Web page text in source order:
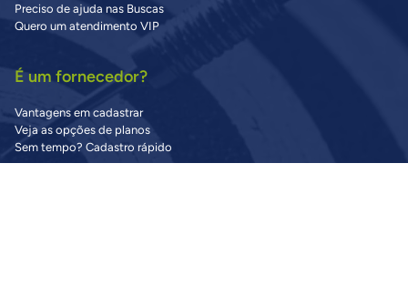
Preciso de ajuda nas Buscas
Quero um atendimento VIP
É um fornecedor?
Vantagens em cadastrar
Veja as opções de planos
Sem tempo? Cadastro rápido